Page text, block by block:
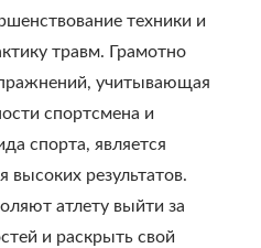
техники и
травм. Грамотно
учитывающая
спортсмена и
спорта, является
результатов.
атлету выйти за
и раскрыть свой